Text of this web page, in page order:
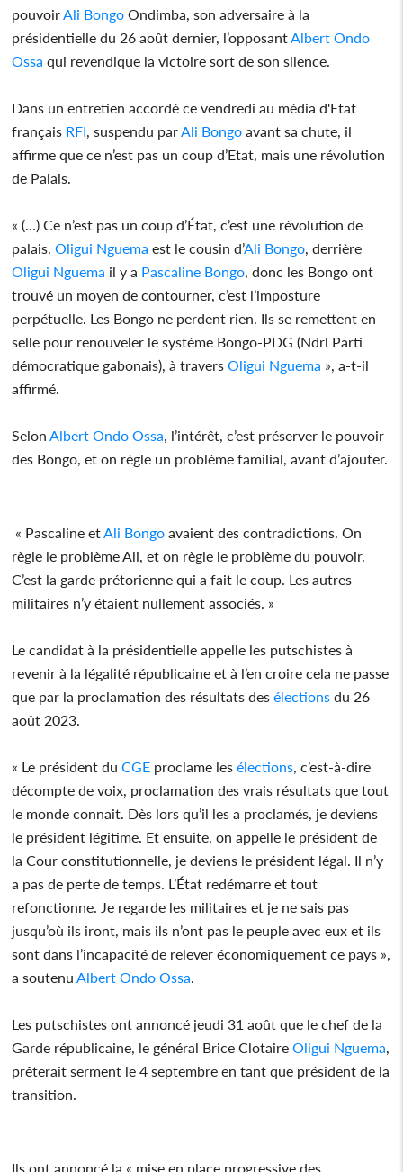
pouvoir Ali Bongo Ondimba, son adversaire à la
présidentielle du 26 août dernier, l’opposant Albert Ondo
Ossa qui revendique la victoire sort de son silence.
Dans un entretien accordé ce vendredi au média d'Etat
français RFI , suspendu par Ali Bongo avant sa chute, il
affirme que ce n’est pas un coup d’Etat, mais une révolution
de Palais.
« (...) Ce n’est pas un coup d’État, c’est une révolution de
palais.Oligui Nguema est le cousin d’Ali Bongo , derrière
Oligui Nguema il y a Pascaline Bongo , donc les Bongo ont
trouvé un moyen de contourner, c’est l’imposture
perpétuelle. Les Bongo ne perdent rien. Ils se remettent en
selle pour renouveler le système Bongo-PDG (Ndrl Parti
démocratique gabonais), à traversOligui Nguema », a-t-il
affirmé.
Selon Albert Ondo Ossa , l’intérêt, c’est préserver le pouvoir
des Bongo, et on règle un problème familial, avant d’ajouter.
« Pascaline et Ali Bongo avaient des contradictions. On
règle le problème Ali, et on règle le problème du pouvoir.
C’est la garde prétorienne qui a fait le coup. Les autres
militaires n’y étaient nullement associés. »
Le candidat à la présidentielle appelle les putschistes à
revenir à la légalité républicaine et à l’en croire cela ne passe
que par la proclamation des résultats desélections du 26
août 2023.
« Le président duCGE proclame lesélections , c’est-à-dire
décompte de voix, proclamation des vrais résultats que tout
le monde connait. Dès lors qu’il les a proclamés, je deviens
le président légitime. Et ensuite, on appelle le président de
la Cour constitutionnelle, je deviens le président légal. Il n’y
a pas de perte de temps. L’État redémarre et tout
refonctionne. Je regarde les militaires et je ne sais pas
jusqu’où ils iront, mais ils n’ont pas le peuple avec eux et ils
sont dans l’incapacité de relever économiquement ce pays »,
a soutenu Albert Ondo Ossa
Les putschistes ont annoncé jeudi 31 août que le chef de la
Garde républicaine, le général Brice ClotaireOligui Nguema
prêterait serment le 4 septembre en tant que président de la
transition.
Ils ont annoncé la « mise en place progressive des